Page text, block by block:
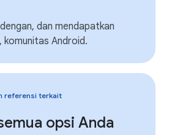
dan mendapatkan
komunitas Android.
referensi terkait
opsi Anda